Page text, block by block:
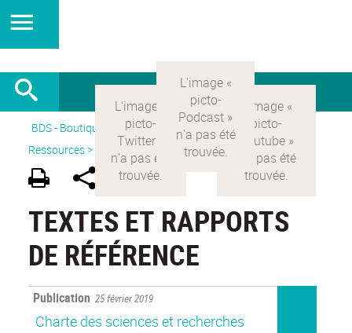
BDS - Boutique des sciences Version Française>
Ressources >
Textes et rapports de référence
TEXTES ET RAPPORTS
DE RÉFÉRENCE
Publication 25 février 2019
Charte des sciences et recherches